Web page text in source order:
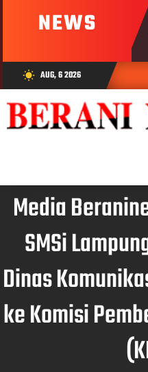
NEWS
wb_sunny AUG, 6 2026
Media
SMSi
Dinas
ke Komisi